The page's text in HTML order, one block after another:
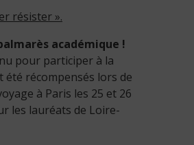
résister ».
académique !
pour participer à la
été récompensés lors de
à Paris les 25 et 26
les lauréats de Loire-